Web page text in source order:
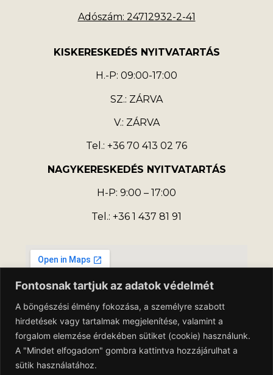
Fontosnak tartjuk az adatok védelmét
A böngészési élmény fokozása, a személyre szabott
hirdetések vagy tartalmak megjelenítése, valamint a
forgalom elemzése érdekében sütiket (cookie) használunk.
A "Mindet elfogadom" gombra kattintva hozzájárulhat a
sütik használatához.
Adószám: 24712932-2-41
KISKERESKEDÉS NYITVATARTÁS
H.-P: 09:00-17:00
SZ.: ZÁRVA
V.: ZÁRVA
Tel.: +36 70 413 02 76
NAGYKERESKEDÉS NYITVATARTÁS
H-P: 9:00 – 17:00
Tel.: +36 1 437 81 91